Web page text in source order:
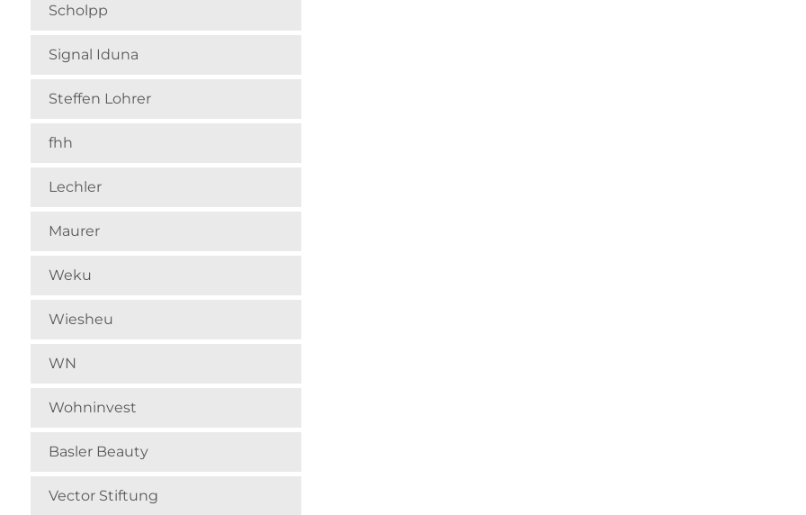
Scholpp
Signal Iduna
Steffen Lohrer
fhh
Lechler
Maurer
Weku
Wiesheu
WN
Wohninvest
Basler Beauty
Vector Stiftung